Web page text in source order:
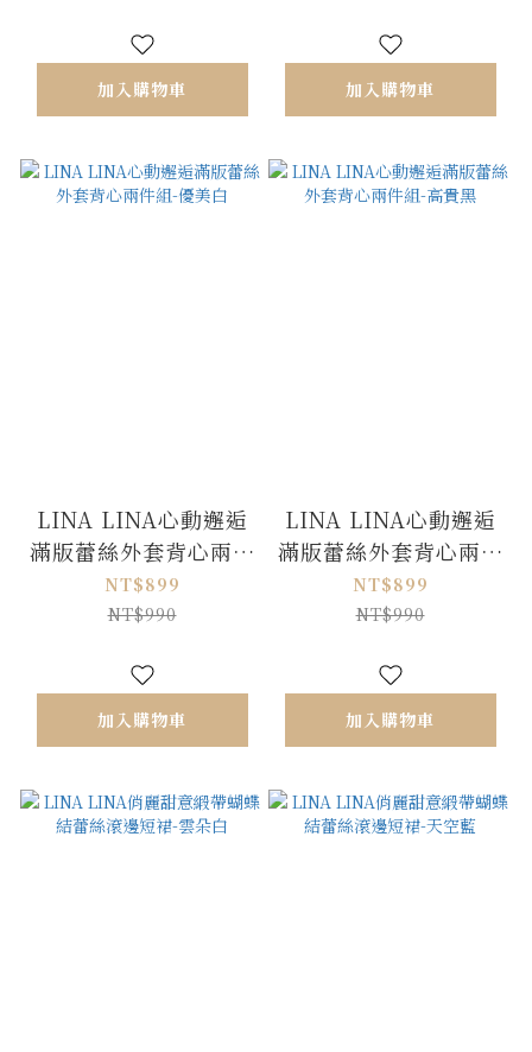
加入購物車 加入購物車
LINA LINA心動邂逅
滿版蕾絲外套背心兩件
組-優美白
NT$899
NT$990
加入購物車
LINA LINA心動邂逅
滿版蕾絲外套背心兩件
組-高貴黑
NT$899
NT$990
加入購物車